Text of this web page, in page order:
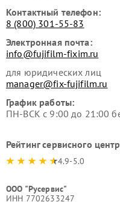
Контактный телефон:
8 (800) 301-55-83
Электронная почта:
info@fujifilm-fixim.ru
для юридических лиц
manager@fix-fujifilm.ru
График работы:
ПН-ВСК с 9:00 до 21:00
Рейтинг сервисного
4.9-5.0
ООО "Русервис"
ИНН 7702633247